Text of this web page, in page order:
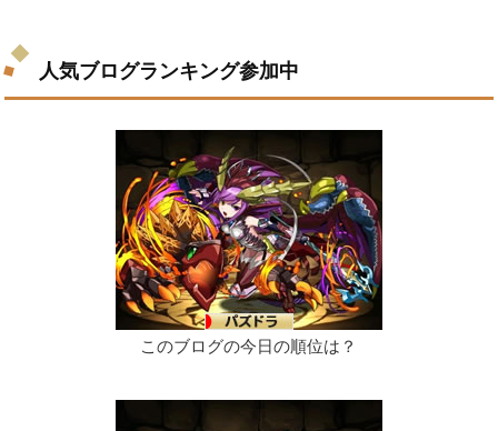
人気ブログランキング参加中
このブログの今日の順位は？